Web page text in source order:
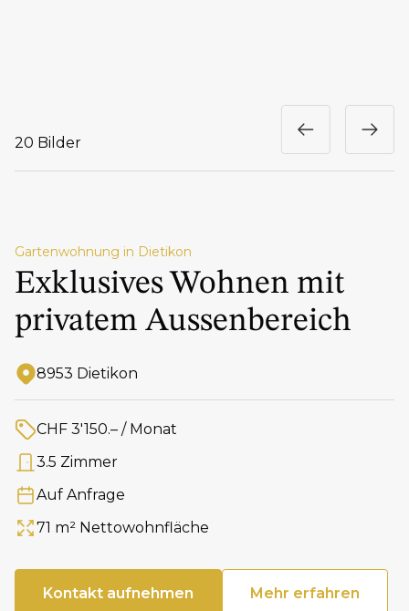
20 Bilder
Gartenwohnung in Dietikon
Exklusives Wohnen mit
privatem Aussenbereich
Adresse
8953 Dietikon
Preis
CHF 3'150.– / Monat
Anzahl Zimmer
3.5 Zimmer
Verfügbar ab
Auf Anfrage
Fläche
71 m² Nettowohnfläche
Kontakt aufnehmen Mehr erfahren